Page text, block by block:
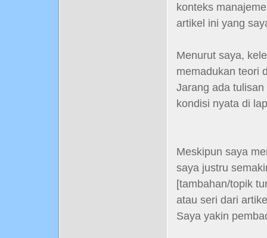
konteks
artikel ini yang
Menurut saya,
memadukan teori
Jarang ada
kondisi nyata di
Meskipun saya
saya justru
[tambahan/topik
atau seri dari
Saya yakin